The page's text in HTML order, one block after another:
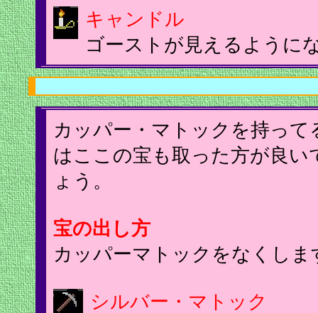
キャンドル
ゴーストが見えるように
カッパー・マトックを持って
はここの宝も取った方が良い
ょう。
宝の出し方
カッパーマトックをなくしま
シルバー・マトック